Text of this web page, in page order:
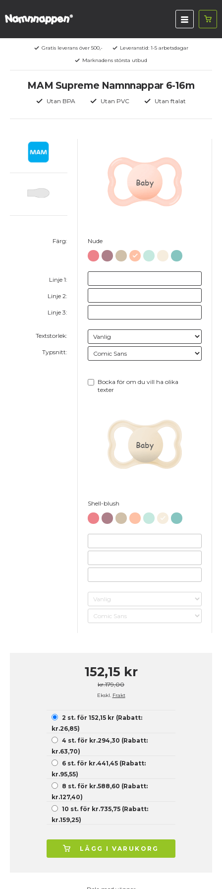
Gratis leverans över 500,-
Leveranstid: 1-5 arbetsdagar
Marknadens största utbud
MAM Supreme Namnnappar 6-16m
Utan BPA Utan PVC Utan ftalat
Färg:
Linje 1:
Linje 2:
Linje 3:
Textstorlek:
Typsnitt:
Baby
Nude
Bocka för om du vill ha olika
texter
Baby
Shell-blush
152,15 kr
kr.179,00
Ekskl. Frakt
2 st. för 152,15 kr (Rabatt:
kr.26,85)
4 st. för kr.294,30 (Rabatt:
kr.63,70)
6 st. för kr.441,45 (Rabatt:
kr.95,55)
8 st. för kr.588,60 (Rabatt:
kr.127,40)
10 st. för kr.735,75 (Rabatt:
kr.159,25)
LÄGG I VARUKORG